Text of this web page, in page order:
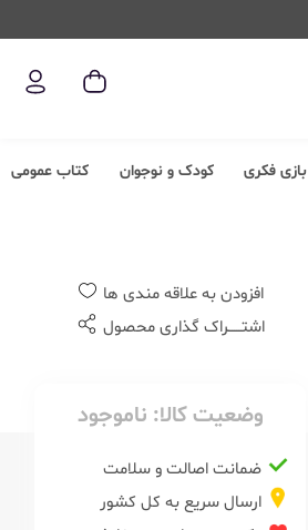
بازی فکری کودک و نوجوان کتاب عمومی
افزودن به علاقه مندی ها
اشتــــــراک گذاری محصول
وضعیت کالا: ناموجود
ضمانت اصالت و سلامت
ارسال سریع به کل کشور